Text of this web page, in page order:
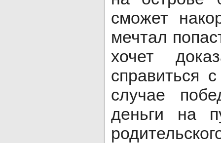
сможет
мечтал
хочет
справиться
случае
деньги на